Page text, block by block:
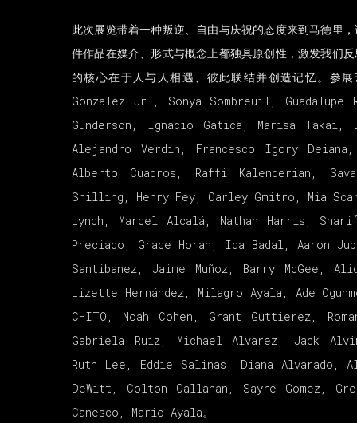
此次展览带着一种叛逆、自由与庆祝的态度来到马德里
件作品在媒介、形式与概念上都独具原创性，激发我们
的核心在于人与人相遇、彼此联结并创造记忆。
Gonzalez Jr., Sonya Sombreuil,
Gunderson, Ignacio Gatica, Marisa Takai,
Alejandro Verdin, Francesco Igory
Alberto Cuadros, Raffi Kalenderian,
Shilling, Henry Fey, Carley Gmitro, Mia
Lynch, Marcel Alcalá, Nathan Harris,
Preciado, Grace Horan, Ida Badal, Aaron
Santibanez, Jaime Muñoz, Barry McGee,
Lizette Hernández, Milagro Ayala, Ade
CHITO, Noah Cohen, Grant Guttierez,
Gabriela Ruiz, Michael Alvarez, Jack
Ruth Lee, Eddie Salinas, Diana Alvarado,
DeWitt, Colton Callahan, Sayre Gomez,
Canesco, Mario Ayala。